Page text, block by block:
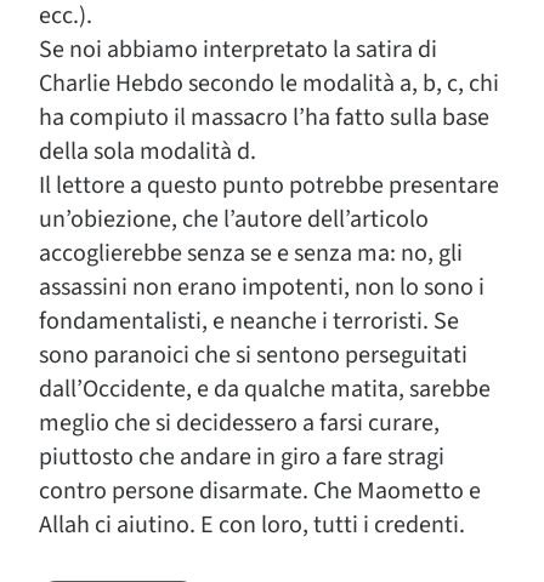
ecc.).
Se noi abbiamo interpretato la satira di
Charlie Hebdo secondo le modalità a, b, c, chi
ha compiuto il massacro l’ha fatto sulla base
della sola modalità d.
Il lettore a questo punto potrebbe presentare
un’obiezione, che l’autore dell’articolo
accoglierebbe senza se e senza ma: no, gli
assassini non erano impotenti, non lo sono i
fondamentalisti, e neanche i terroristi. Se
sono paranoici che si sentono perseguitati
dall’Occidente, e da qualche matita, sarebbe
meglio che si decidessero a farsi curare,
piuttosto che andare in giro a fare stragi
contro persone disarmate. Che Maometto e
Allah ci aiutino. E con loro, tutti i credenti.